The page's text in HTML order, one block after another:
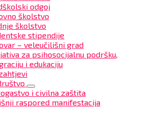
odgoj
školstvo
školstvo
stipendije
– veleučilišni grad
za psihosocijalnu podršku,
i edukaciju
i civilna zaštita
raspored manifestacija